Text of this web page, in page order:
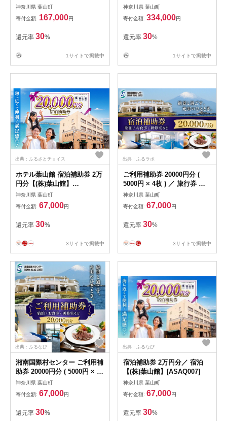
[ASCQ002]
神奈川県 葉山町
寄付金額: 167,000円
還元率 30%
1サイトで掲載中
宿泊[ASCQ007]
神奈川県 葉山町
寄付金額: 334,000円
還元率 30%
1サイトで掲載中
出典：ふるさとチョイス
ホテル葉山館 宿泊補助券 2万
円分【(株)葉山館】
[ASAQ007]
神奈川県 葉山町
寄付金額: 67,000円
還元率 30%
3サイトで掲載中
出典：ふるラボ
ご利用補助券 20000円分 (
5000円 × 4枚 ) ／ 旅行券 宿
泊チケット 旅行チケット 湘
南国際村センター 温水プール
自然 駐車場完備 神奈川県
【(株)湘南国際村協会 湘南国
際村センター】 [ASBQ005]
奈川 宿泊券 研修施設 神奈川
神奈川県 葉山町
寄付金額: 67,000円
還元率 30%
3サイトで掲載中
出典：ふるなび
湘南国際村センター ご利用補
助券 20000円分 ( 5000円 × 4
枚 ) ／ご利用補助券
[ASBQ005]
神奈川県 葉山町
寄付金額: 67,000円
還元率 30%
出典：ふるなび
宿泊補助券 2万円分／ 宿泊
【(株)葉山館】[ASAQ007]
神奈川県 葉山町
寄付金額: 67,000円
還元率 30%